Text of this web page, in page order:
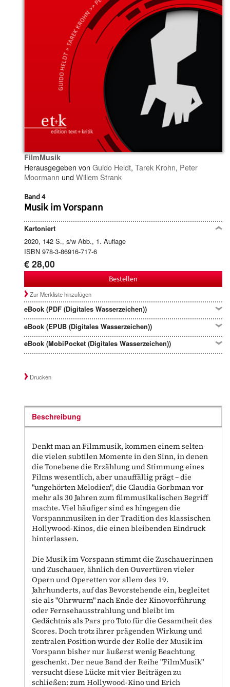
FilmMusik
Herausgegeben von Guido Heldt, Tarek Krohn, Peter
Moormann undWillem Strank
Band 4
Musik im Vorspann
Kartoniert
2020, 142 S., s/w Abb., 1. Auflage
ISBN 978-3-86916-717-6
€ 28,00
Bestellen
Zur Merkliste hinzufügen
eBook (PDF (Digitales Wasserzeichen))
eBook (EPUB (Digitales Wasserzeichen))
eBook (MobiPocket (Digitales Wasserzeichen))
Drucken
Beschreibung
Denkt man an Filmmusik, kommen einem selten
die vielen subtilen Momente in den Sinn, in denen
die Tonebene die Erzählung und Stimmung eines
Films wesentlich, aber unauffällig prägt – die
"ungehörten Melodien", die Claudia Gorbman vor
mehr als 30 Jahren zum filmmusikalischen Begriff
machte. Viel häufiger sind es hingegen die
Vorspannmusiken in der Tradition des klassischen
Hollywood-Kinos, die einen bleibenden Eindruck
hinterlassen.
Die Musik im Vorspann stimmt die Zuschauerinnen
und Zuschauer, ähnlich den Ouvertüren vieler
Opern und Operetten vor allem des 19.
Jahrhunderts, auf das Bevorstehende ein, begleitet
sie als "Ohrwurm" nach Ende der Kinovorführung
oder Fernsehausstrahlung und bleibt im
Gedächtnis als Pars pro Toto für die Gesamtheit des
Scores. Doch trotz ihrer prägenden Wirkung und
zentralen Position wurde der Rolle der Musik im
Vorspann bisher nur äußerst wenig Beachtung
geschenkt. Der neue Band der Reihe "FilmMusik"
versucht diese Lücke mit vier Beiträgen zu
schließen: zum Hollywood-Kino und Erich